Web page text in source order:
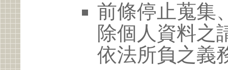
前條停止蒐集
除個人資料之
依法所負之義